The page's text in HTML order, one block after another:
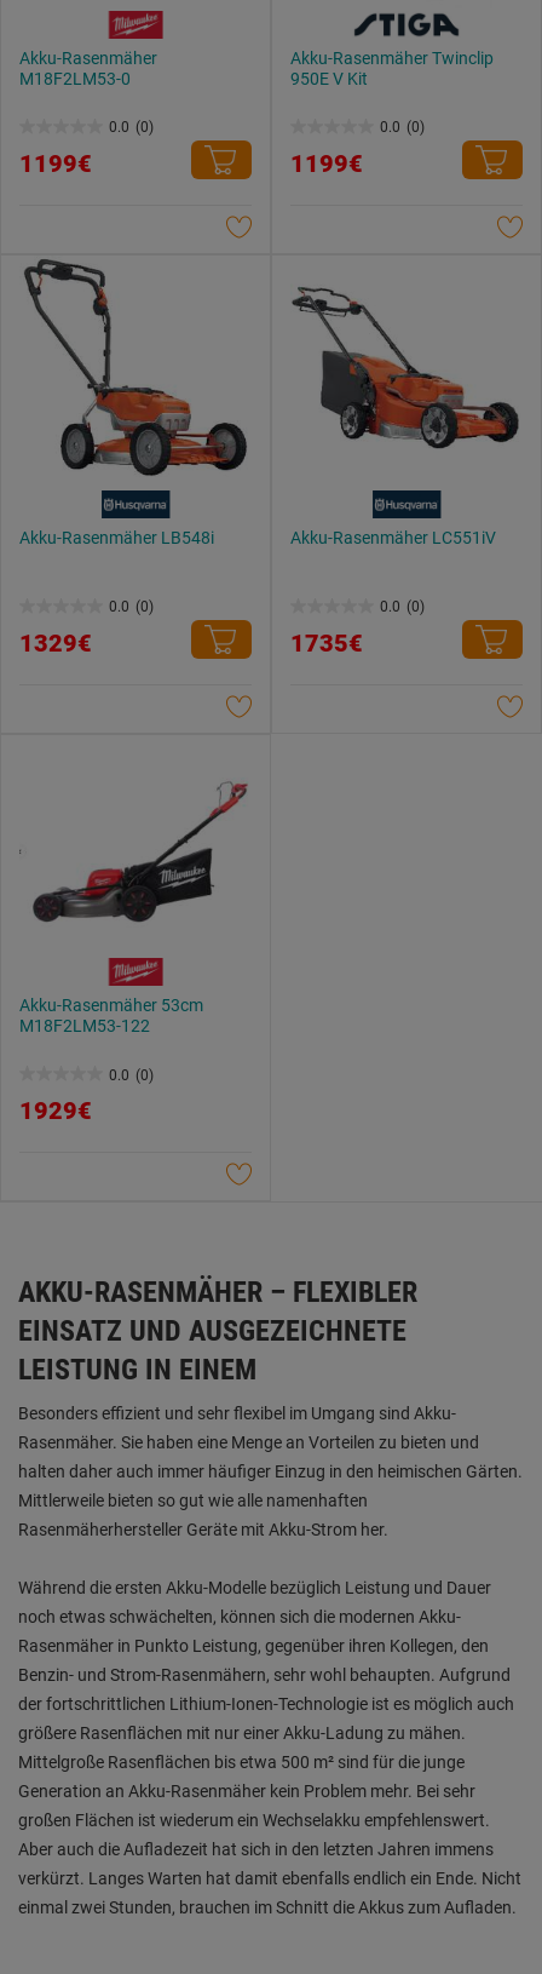
Akku-Rasenmäher
M18F2LM53-0
0.0 (0)
von
1199€
Akku-Rasenmäher Twinclip
950E V Kit
0.0 (0)
von
1199€
Akku-Rasenmäher LB548i
0.0 (0)
von
1329€
Akku-Rasenmäher LC551iV
0.0 (0)
von
1735€
Akku-Rasenmäher 53cm
M18F2LM53-122
0.0 (0)
von
1929€
AKKU-RASENMÄHER – FLEXIBLER
EINSATZ UND AUSGEZEICHNETE
LEISTUNG IN EINEM
Besonders effizient und sehr flexibel im Umgang sind Akku-
Rasenmäher. Sie haben eine Menge an Vorteilen zu bieten und
halten daher auch immer häufiger Einzug in den heimischen Gärten.
Mittlerweile bieten so gut wie alle namenhaften
Rasenmäherhersteller Geräte mit Akku-Strom her.
Während die ersten Akku-Modelle bezüglich Leistung und Dauer
noch etwas schwächelten, können sich die modernen Akku-
Rasenmäher in Punkto Leistung, gegenüber ihren Kollegen, den
Benzin- und Strom-Rasenmähern, sehr wohl behaupten. Aufgrund
der fortschrittlichen Lithium-Ionen-Technologie ist es möglich auch
größere Rasenflächen mit nur einer Akku-Ladung zu mähen.
Mittelgroße Rasenflächen bis etwa 500 m² sind für die junge
Generation an Akku-Rasenmäher kein Problem mehr. Bei sehr
großen Flächen ist wiederum ein Wechselakku empfehlenswert.
Aber auch die Aufladezeit hat sich in den letzten Jahren immens
verkürzt. Langes Warten hat damit ebenfalls endlich ein Ende. Nicht
einmal zwei Stunden, brauchen im Schnitt die Akkus zum Aufladen.